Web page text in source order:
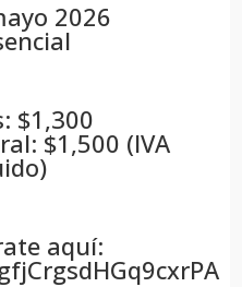
2026
$1,300
$1,500 (IVA
aquí: